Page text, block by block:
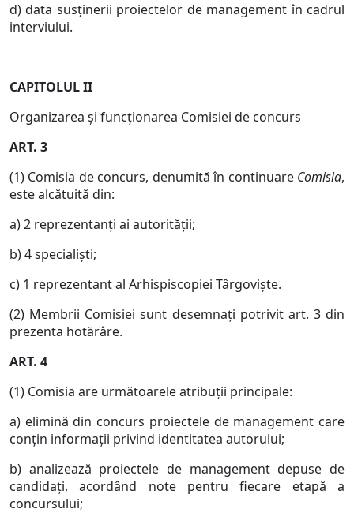
d) data susţinerii proiectelor de management în cadrul
interviului.
CAPITOLUL II
Organizarea şi funcţionarea Comisiei de concurs
ART. 3
(1) Comisia de concurs, denumită în continuare Comisia,
este alcătuită din:
a) 2 reprezentanţi ai autorităţii;
b) 4 specialişti;
c) 1 reprezentant al Arhispiscopiei Târgovişte.
(2) Membrii Comisiei sunt desemnaţi potrivit art. 3 din
prezenta hotărâre.
ART. 4
(1) Comisia are următoarele atribuţii principale:
a) elimină din concurs proiectele de management care
conţin informaţii privind identitatea autorului;
b) analizează proiectele de management depuse de
candidaţi, acordând note pentru fiecare etapă a
concursului;